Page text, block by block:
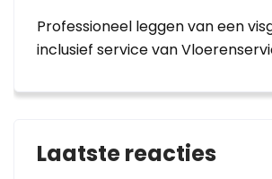
Professioneel leggen van een
inclusief service van
Laatste reacties